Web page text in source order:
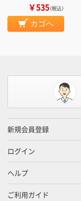
￥535（税込）
カゴへ
新規会員登録
ログイン
ヘルプ
ご利用ガイド